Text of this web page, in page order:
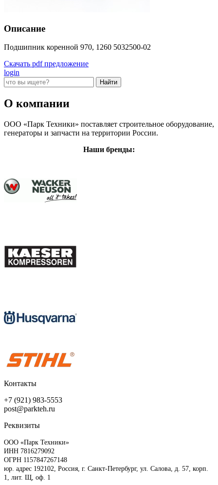
Описание
Подшипник коренной 970, 1260 5032500-02
Скачать pdf предложение
login
О компании
ООО «Парк Техники» поставляет строительное оборудование,
генераторы и запчасти на территории России.
Наши бренды:
Контакты
+7 (921) 983-5553
post@parkteh.ru
Реквизиты
ООО «Парк Техники»
ИНН 7816279092
ОГРН 1157847267148
юр. адрес 192102, Россия, г. Санкт-Петербург, ул. Салова, д. 57, корп.
1, лит. Щ, оф. 1